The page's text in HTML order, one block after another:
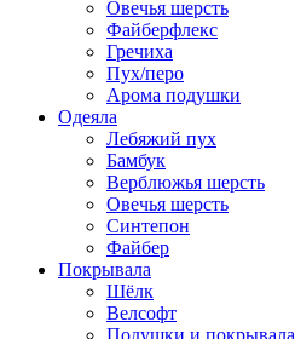
Овечья шерсть
Файберфлекс
Гречиха
Пух/перо
Арома подушки
Одеяла
Лебяжий пух
Бамбук
Верблюжья шерсть
Овечья шерсть
Синтепон
Файбер
Покрывала
Шёлк
Велсофт
Подушки и покрывала